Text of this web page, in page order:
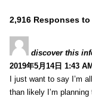
2,916 Responses
discover this
2019年5月14日 1:43
I just want to say I’m
than likely I’m